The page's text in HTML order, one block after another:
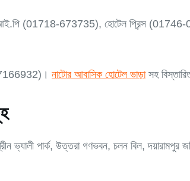
(01718-673735), হোটেল প্রিন্স
নাটোর আবাসিক হোটেল ভাড়াসহ
ভ্যালী পার্ক, উত্তরা গণভবন, চলন বিল, দয়ারামপুর